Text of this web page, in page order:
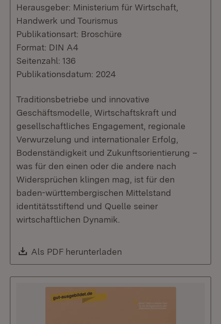
Herausgeber: Ministerium für Wirtschaft,
Handwerk und Tourismus
Publikationsart: Broschüre
Format: DIN A4
Seitenzahl: 136
Publikationsdatum: 2024
Traditionsbetriebe und innovative
Geschäftsmodelle, Wirtschaftskraft und
gesellschaftliches Engagement, regionale
Verwurzelung und internationaler Erfolg,
Bodenständigkeit und Zukunftsorientierung –
was für den einen oder die andere nach
Widersprüchen klingen mag, ist für den
baden-württembergischen Mittelstand
identitätsstiftend und Quelle seiner
wirtschaftlichen Dynamik.
Download:
Als PDF herunterladen